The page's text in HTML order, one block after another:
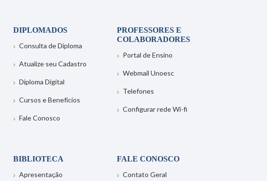
DIPLOMADOS
Consulta de Diploma
Atualize seu Cadastro
Diploma Digital
Cursos e Benefícios
Fale Conosco
PROFESSORES E
COLABORADORES
Portal de Ensino
Webmail Unoesc
Telefones
Configurar rede Wi-fi
BIBLIOTECA
Apresentação
FALE CONOSCO
Contato Geral